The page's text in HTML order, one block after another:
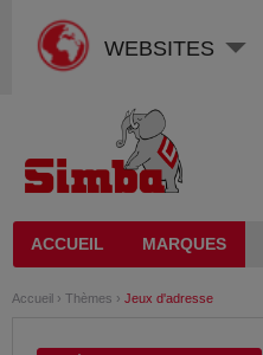
WEBSITES
ACCUEIL MARQUES
Accueil › Thèmes › Jeux d'adresse